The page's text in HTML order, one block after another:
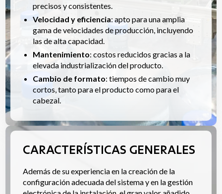
precisos y consistentes.
Velocidad y eficiencia: apto para una amplia
gama de velocidades de producción, incluyendo
las de alta capacidad.
Mantenimiento: costos reducidos gracias a la
elevada industrialización del producto.
Cambio de formato: tiempos de cambio muy
cortos, tanto para el producto como para el
cabezal.
CARACTERÍSTICAS GENERALES
Además de su experiencia en la creación de la
configuración adecuada del sistema y en la gestión